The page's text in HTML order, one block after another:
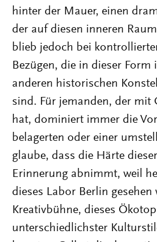
hinter der Mauer, einen
der auf diesen inneren
blieb jedoch bei
Bezügen, die in dieser Form
anderen historischen
sind. Für jemanden, der mit
hat, dominiert immer die
belagerten oder einer
glaube, dass die Härte
Erinnerung abnimmt, weil
dieses Labor Berlin gesehen
Kreativbühne, dieses
unterschiedlichster